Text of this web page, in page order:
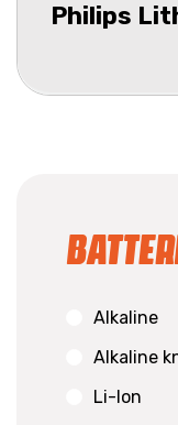
Philips
Alkaline
Alkaline
Li-Ion